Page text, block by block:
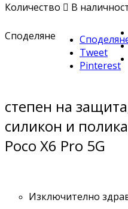
Количество  В
Споделяне
Tweet
Pinterest
степен на
силикон и
Poco X6 Pro 5G
Изключително